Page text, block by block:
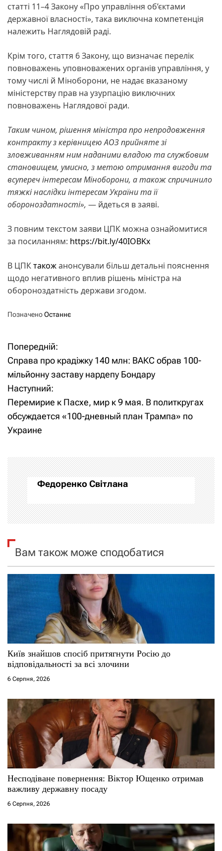
статті 11–4 Закону «Про управління об’єктами
державної власності», така виключна компетенція
належить Наглядовій раді.
Крім того, стаття 6 Закону, що визначає перелік
повноважень уповноважених органів управління, у
тому числі й Міноборони, не надає вказаному
міністерству прав на узурпацію виключних
повноважень Наглядової ради.
Таким чином, рішення міністра про непродовження
контракту з керівницею АОЗ прийняте зі
зловживанням ним наданими владою та службовим
становищем, умисно, з метою отримання вигоди та
всупереч інтересам Міноборони, а також спричинило
тяжкі наслідки інтересам України та її
обороноздатності», — йдеться в заяві.
З повним текстом заяви ЦПК можна ознайомитися
за посиланням: https://bit.ly/40IOBKx
В ЦПКтакожанонсували більш детальні пояснення
щодо негативного вплив рішень міністра на
обороноздатність держави згодом.
ПозначеноОстаннє
Н
а
в
і
г
а
ц
і
я
з
а
п
и
с
і
в
Попередній:
Справа про крадіжку 140 млн: ВАКС обрав 100-
мільйонну заставу нардепу Бондару
Наступний:
Перемирие к Пасхе, мир к 9 мая. В политкругах
обсуждается «100-дневный план Трампа» по
Украине
Федоренко Світлана
Вам також може сподобатися
Київ знайшов спосіб притягнути Росію до
відповідальності за всі злочини
6 Серпня, 2026
Несподіване повернення: Віктор Ющенко отримав
важливу державну посаду
6 Серпня, 2026